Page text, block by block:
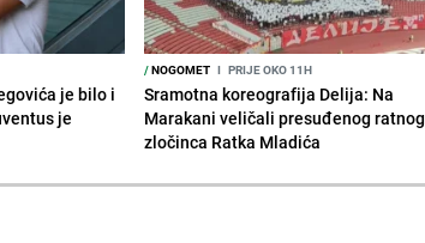
je bilo i
je
/NOGOMET I PRIJE OKO 11H
Sramotna koreografija Delija: Na
Marakani veličali presuđenog ratnog
zločinca Ratka Mladića